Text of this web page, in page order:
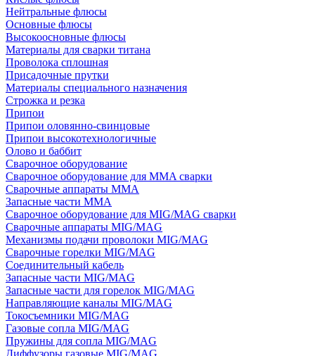
Нейтральные флюсы
Основные флюсы
Высокоосновные флюсы
Материалы для сварки титана
Проволока сплошная
Присадочные прутки
Материалы специального назначения
Строжка и резка
Припои
Припои оловянно-свинцовые
Припои высокотехнологичные
Олово и баббит
Сварочное оборудование
Сварочное оборудование для MMA сварки
Сварочные аппараты MMA
Запасные части MMA
Сварочное оборудование для MIG/MAG сварки
Сварочные аппараты MIG/MAG
Механизмы подачи проволоки MIG/MAG
Сварочные горелки MIG/MAG
Соединительный кабель
Запасные части MIG/MAG
Запасные части для горелок MIG/MAG
Направляющие каналы MIG/MAG
Токосъемники MIG/MAG
Газовые сопла MIG/MAG
Пружины для сопла MIG/MAG
Диффузоры газовые MIG/MAG